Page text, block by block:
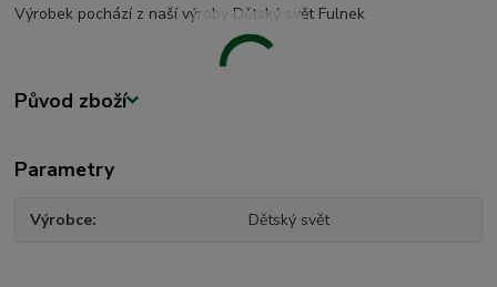
Výrobek pochází z naší výroby Dětský svět Fulnek
Původ zboží
Parametry
Výrobce Dětský svět